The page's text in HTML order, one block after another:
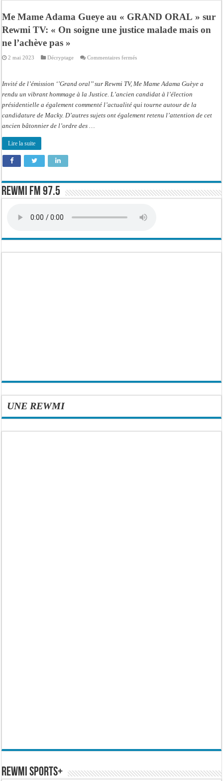
Ousmane Sonko crache ses vérités à Diomaye: « Des vies ne sont pas tombées
Élections municipales : le calendrier fait débat
Gamou de Tivaouane 2026 : Habib Sy Mansour met en garde les influenceurs
Tivaouane : les recommandations du Khalife général des Tidianes pour le
Dahra Djoloff a vibré au rythme réservant un accueil exceptionnel au Président
Inondations à Linguère, le ministre Idrissa Samb apporte son soutien aux
Affaire Pape Cheikh Diallo et Cie : Ousmane Kane prédit une « cascade de
Me Mame Adama Gueye au « GRAND ORAL » sur
Rewmi TV: « On soigne une justice malade mais on
ne l’achève pas »
2 mai 2023 Décryptage Commentaires ferméssur
Gueye
au
« GRAND
sur
TV: « On
Invité de l’émission ‘’Grand oral’’ sur Rewmi TV, Me Mame Adama Guèye a
rendu un vibrant hommage à la Justice. L’ancien candidat à l’élection
présidentielle a également commenté l’actualité qui tourne autour de la
candidature de Macky. D’autres sujets ont également retenu l’attention de cet
ancien bâtonnier de l’ordre des …
Lire la suite
Rewmi FM 97.5
UNE REWMI
REWMI SPORTS+